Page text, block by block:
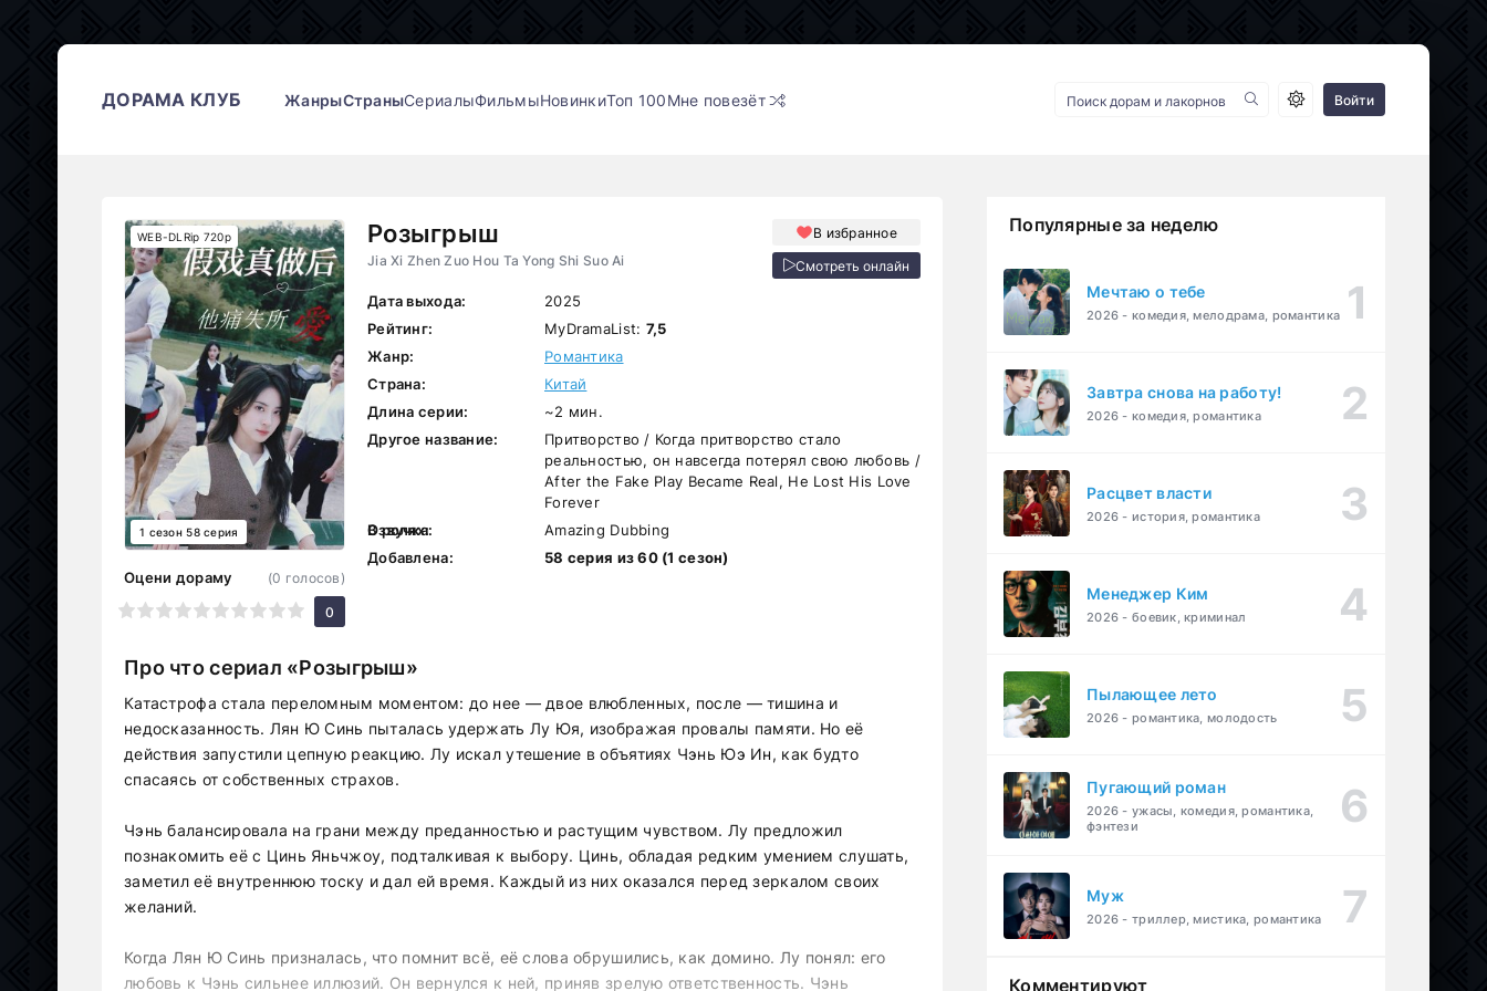
ДОРАМА КЛУБ ЖанрыСтраныСериалыФильмыНовинкиТоп 100Мне повезёт Войти
Розыгрыш
Jia Xi Zhen Zuo Hou Ta Yong Shi Suo Ai
В избранное
Смотреть онлайн
WEB-DLRip 720p
1 сезон 58 серия
Оцени дораму
7 8 9 10
(0 голосов)
0
Дата выхода:
2025
Рейтинг:
MyDramaList: 7,5
Жанр:
Романтика
Страна:
Китай
Длина серии:
~2 мин.
Другое название:
Притворство / Когда притворство стало
реальностью, он навсегда потерял свою любовь /
After the Fake Play Became Real, He Lost His Love
Forever
В ролях:
Озвучка:
Amazing Dubbing
Добавлена:
58 серия из 60 (1 сезон)
Про что сериал «Розыгрыш»
Катастрофа стала переломным моментом: до нее — двое влюбленных, после — тишина и
недосказанность. Лян Ю Синь пыталась удержать Лу Юя, изображая провалы памяти. Но её
действия запустили цепную реакцию. Лу искал утешение в объятиях Чэнь Юэ Ин, как будто
спасаясь от собственных страхов.
Чэнь балансировала на грани между преданностью и растущим чувством. Лу предложил
познакомить её с Цинь Яньчжоу, подталкивая к выбору. Цинь, обладая редким умением слушать,
заметил её внутреннюю тоску и дал ей время. Каждый из них оказался перед зеркалом своих
желаний.
Когда Лян Ю Синь призналась, что помнит всё, её слова обрушились, как домино. Лу понял: его
любовь к Чэнь сильнее иллюзий. Он вернулся к ней, приняв зрелую ответственность. Чэнь
Популярные за неделю
Мечтаю о тебе
2026 - комедия, мелодрама, романтика
Завтра снова на работу!
2026 - комедия, романтика
Расцвет власти
2026 - история, романтика
Менеджер Ким
2026 - боевик, криминал
Пылающее лето
2026 - романтика, молодость
Пугающий роман
2026 - ужасы, комедия, романтика,
фэнтези
Муж
2026 - триллер, мистика, романтика
Комментируют